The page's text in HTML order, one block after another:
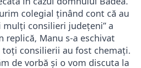
colegial ținând cont că au
consilieri județeni” a
replică, Manu s-a eschivat
toți consilierii au fost chemați.
de vorbă și o vom discuta la